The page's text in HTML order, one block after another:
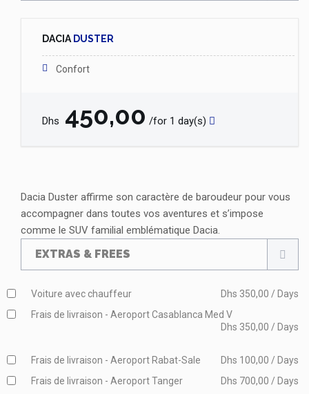
DACIA DUSTER
Confort
Dhs 450,00 /for 1 day(s)
Dacia Duster affirme son caractère de baroudeur pour vous
accompagner dans toutes vos aventures et s’impose
comme le SUV familial emblématique Dacia.
EXTRAS & FREES
Voiture avec chauffeur
Dhs 350,00 / Days
Frais de livraison - Aeroport Casablanca Med V
Dhs 350,00 / Days
Frais de livraison - Aeroport Rabat-Sale
Dhs 100,00 / Days
Frais de livraison - Aeroport Tanger
Dhs 700,00 / Days